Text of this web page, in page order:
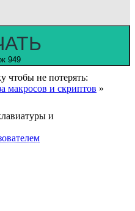
949
чтобы не потерять:
макросов и скриптов »
и